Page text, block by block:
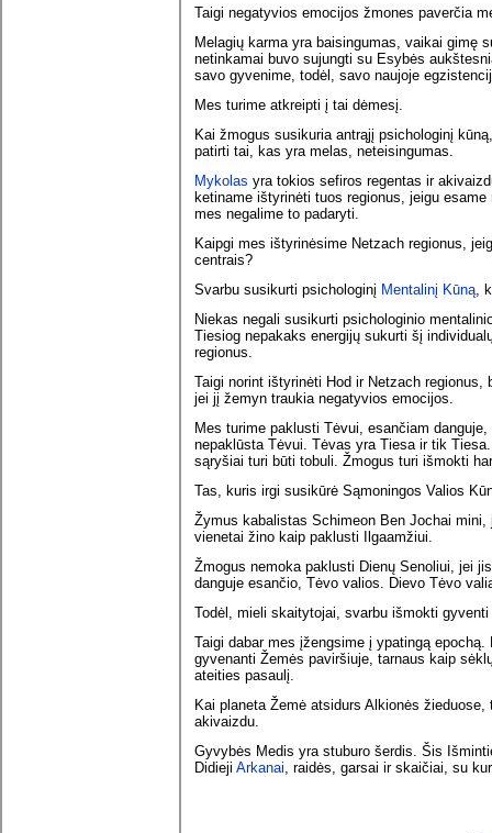
Taigi negatyvios emocijos žmones paverčia
Melagių karma yra baisingumas, vaikai gimę
netinkamai buvo sujungti su Esybės
savo gyvenime, todėl, savo naujoje
Mes turime atkreipti į tai dėmesį.
Kai žmogus susikuria antrąjį psichologinį
patirti tai, kas yra melas, neteisingumas.
Mykolas yra tokios sefiros regentas ir
ketiname ištyrinėti tuos regionus, jeigu
mes negalime to padaryti.
Kaipgi mes ištyrinėsime Netzach regionus,
centrais?
Svarbu susikurti psichologinį Mentalinį Kūną,
Niekas negali susikurti psichologinio
Tiesiog nepakaks energijų sukurti šį
regionus.
Taigi norint ištyrinėti Hod ir Netzach
jei jį žemyn traukia negatyvios emocijos.
Mes turime paklusti Tėvui, esančiam
nepaklūsta Tėvui. Tėvas yra Tiesa ir tik
sąryšiai turi būti tobuli. Žmogus turi išmokti
Tas, kuris irgi susikūrė Sąmoningos Valios
Žymus kabalistas Schimeon Ben Jochai
vienetai žino kaip paklusti Ilgaamžiui.
Žmogus nemoka paklusti Dienų Senoliui, jei
danguje esančio, Tėvo valios. Dievo Tėvo
Todėl, mieli skaitytojai, svarbu išmokti
Taigi dabar mes įžengsime į ypatingą
gyvenanti Žemės paviršiuje, tarnaus kaip
ateities pasaulį.
Kai planeta Žemė atsidurs Alkionės
akivaizdu.
Gyvybės Medis yra stuburo šerdis. Šis
Didieji Arkanai, raidės, garsai ir skaičiai, su